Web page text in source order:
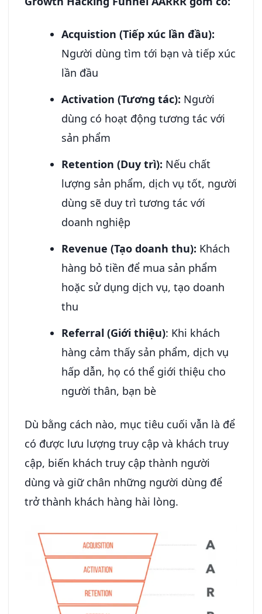
Acquistion (Tiếp xúc lần đầu):
Người dùng tìm tới bạn và tiếp xúc
lần đầu
Activation (Tương tác): Người
dùng có hoạt động tương tác với
sản phẩm
Retention (Duy trì): Nếu chất
lượng sản phẩm, dịch vụ tốt, người
dùng sẽ duy trì tương tác với
doanh nghiệp
Revenue (Tạo doanh thu): Khách
hàng bỏ tiền để mua sản phẩm
hoặc sử dụng dịch vụ, tạo doanh
thu
Referral (Giới thiệu): Khi khách
hàng cảm thấy sản phẩm, dịch vụ
hấp dẫn, họ có thể giới thiệu cho
người thân, bạn bè
Dù bằng cách nào, mục tiêu cuối vẫn là để
có được lưu lượng truy cập và khách truy
cập, biến khách truy cập thành người
dùng và giữ chân những người dùng để
trở thành khách hàng hài lòng.